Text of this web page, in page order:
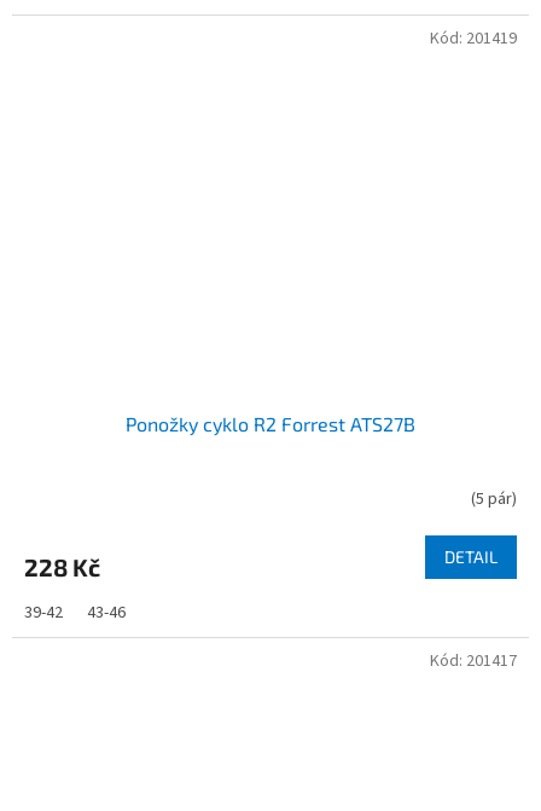
Ponožky cyklo R2 Forrest ATS27B
(5 pár)
228 Kč DETAIL
39-42 43-46
Kód: 201419
Kód: 201417